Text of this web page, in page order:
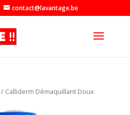
contact@lavantage.be
/ Calliderm Démaquillant Doux